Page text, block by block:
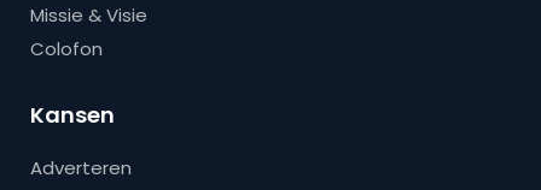
Missie & Visie
Colofon
Kansen
Adverteren